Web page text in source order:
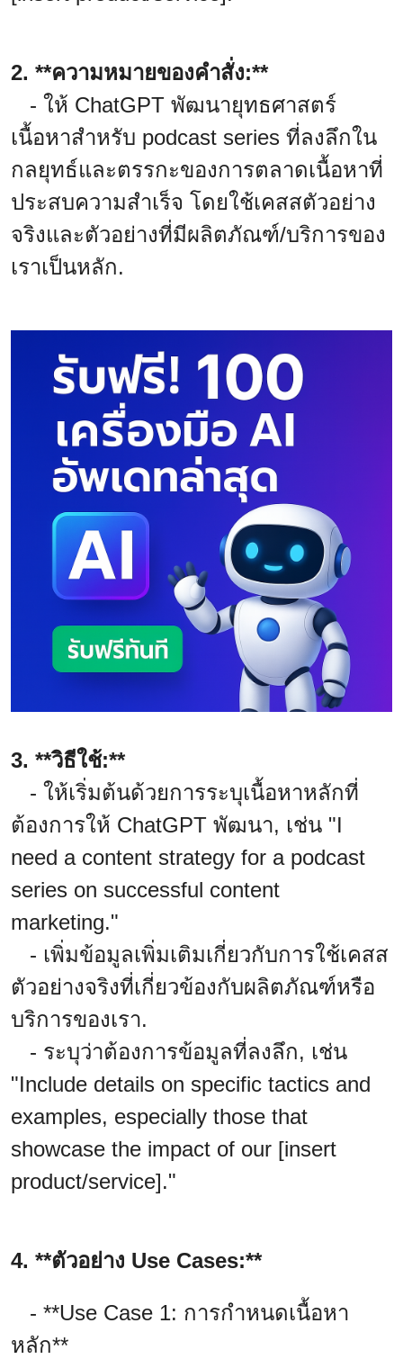
2. **ความหมายของคำสั่ง:**
- ให้ ChatGPT พัฒนายุทธศาสตร์
เนื้อหาสำหรับ podcast series ที่ลงลึกใน
กลยุทธ์และตรรกะของการตลาดเนื้อหาที่
ประสบความสำเร็จ โดยใช้เคสสตัวอย่าง
จริงและตัวอย่างที่มีผลิตภัณฑ์/บริการของ
เราเป็นหลัก.
3. **วิธีใช้:**
- ให้เริ่มต้นด้วยการระบุเนื้อหาหลักที่
ต้องการให้ ChatGPT พัฒนา, เช่น "I
need a content strategy for a podcast
series on successful content
marketing."
- เพิ่มข้อมูลเพิ่มเติมเกี่ยวกับการใช้เคสส
ตัวอย่างจริงที่เกี่ยวข้องกับผลิตภัณฑ์หรือ
บริการของเรา.
- ระบุว่าต้องการข้อมูลที่ลงลึก, เช่น
"Include details on specific tactics and
examples, especially those that
showcase the impact of our [insert
product/service]."
4. **ตัวอย่าง Use Cases:**
- **Use Case 1: การกำหนดเนื้อหา
หลัก**